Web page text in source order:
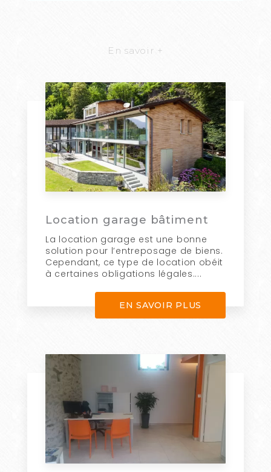
En savoir +
Location garage bâtiment
La location garage est une bonne
solution pour l’entreposage de biens.
Cependant, ce type de location obéit
à certaines obligations légales....
EN SAVOIR PLUS